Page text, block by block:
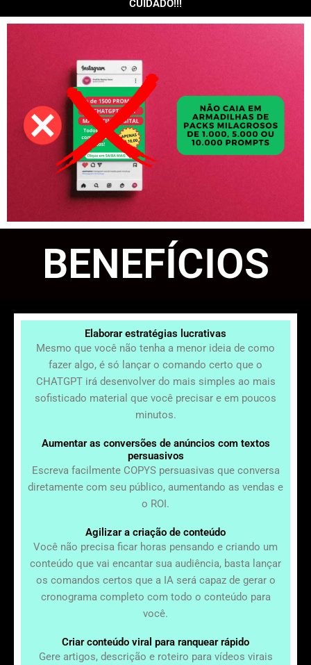
CUIDADO!!!
BENEFÍCIOS
Elaborar estratégias lucrativas
Mesmo que você não tenha a menor ideia de como
fazer algo, é só lançar o comando certo que o
CHATGPT irá desenvolver do mais simples ao mais
sofisticado material que você precisar e em poucos
minutos.
Aumentar as conversões de anúncios com textos
persuasivos
Escreva facilmente COPYS persuasivas que conversa
diretamente com seu público, aumentando as vendas e
o ROI.
Agilizar a criação de conteúdo
Você não precisa ficar horas pensando e criando um
conteúdo que vai encantar sua audiência, basta lançar
os comandos certos que a IA será capaz de gerar o
cronograma completo com todo o conteúdo para
você.
Criar conteúdo viral para ranquear rápido
Gere artigos, descrição e roteiro para vídeos virais